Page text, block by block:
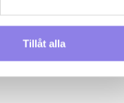
funktioner för
information från din
Tillåt alla